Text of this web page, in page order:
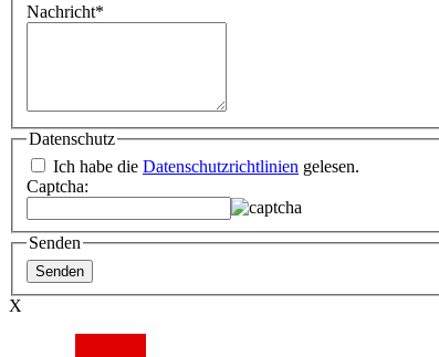
Nachricht*
Datenschutz
Ich habe die Datenschutzrichtlinien gelesen.
Captcha:
Senden
X